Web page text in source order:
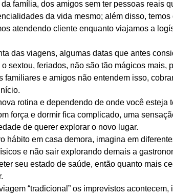
família, dos amigos sem ter pessoas reais
da vida mesmo; além disso,
atendendo cliente enquanto viajamos a
das viagens, algumas datas que antes
sextou, feriados, não são tão mágicos mais,
familiares e amigos não entendem isso,
rotina e dependendo de onde você esteja
força e dormir fica complicado, uma
de querer explorar o novo lugar.
hábito em casa demora, imagina em
e não sair explorando demais a
seu estado de saúde, então quanto mais
“tradicional” os imprevistos